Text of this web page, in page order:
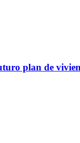
plan de